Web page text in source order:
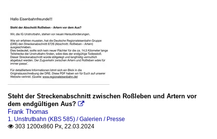
Steht der Streckenabschnitt zwischen Roßleben und Artern vor
dem endgültigen Aus? 
Frank Thomas
1. Unstrutbahn (KBS 585) / Galerien / Presse
 303 1200x860 Px, 22.03.2024